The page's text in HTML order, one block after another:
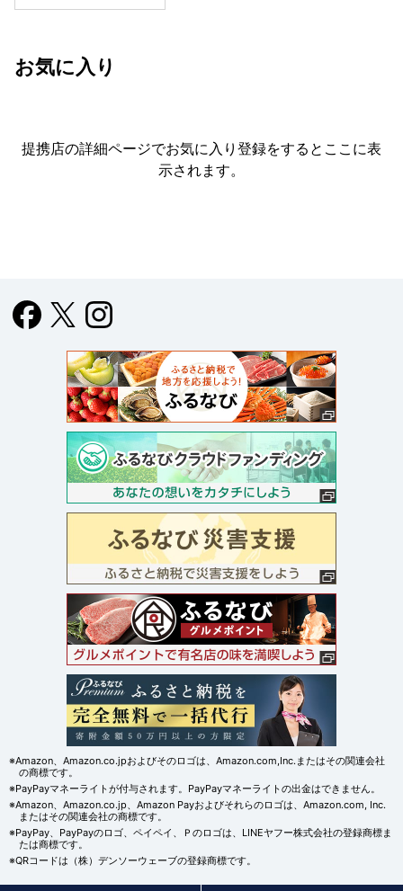
お気に入り
提携店の詳細ページでお気に入り登録をすると ここに表
示されます。
※Amazon、Amazon.co.jpおよびそのロゴは、Amazon.com,Inc.またはその関連会社
の商標です。
※PayPayマネーライトが付与されます。PayPayマネーライトの出金はできません。
※Amazon、Amazon.co.jp、Amazon Payおよびそれらのロゴは、Amazon.com, Inc.
またはその関連会社の商標です。
※PayPay、PayPayのロゴ、ペイペイ、Ｐのロゴは、LINEヤフー株式会社の登録商標ま
たは商標です。
※QRコードは（株）デンソーウェーブの登録商標です。